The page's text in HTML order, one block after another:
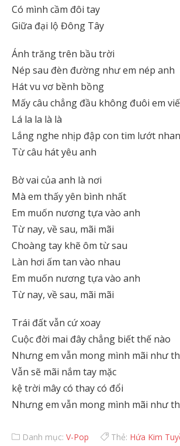
Có mình cầm đôi tay
Giữa đại lộ Đông Tây
Ánh trăng trên bầu trời
Nép sau đèn đường như em nép anh
Hát vu vơ bềnh bồng
Mấy câu chẳng đầu không đuôi em
Lá la la là là
Lắng nghe nhịp đập con tim lướt
Từ câu hát yêu anh
Bờ vai của anh là nơi
Mà em thấy yên bình nhất
Em muốn nương tựa vào anh
Từ nay, về sau, mãi mãi
Choàng tay khẽ ôm từ sau
Làn hơi ấm tan vào nhau
Em muốn nương tựa vào anh
Từ nay, về sau, mãi mãi
Trái đất vẫn cứ xoay
Cuộc đời mai đây chẳng biết thế nào
Nhưng em vẫn mong mình mãi như
Vẫn sẽ mãi nắm tay mặc
kệ trời mây có thay có đổi
Nhưng em vẫn mong mình mãi như
Danh mục: V-Pop Thẻ: Hứa Kim